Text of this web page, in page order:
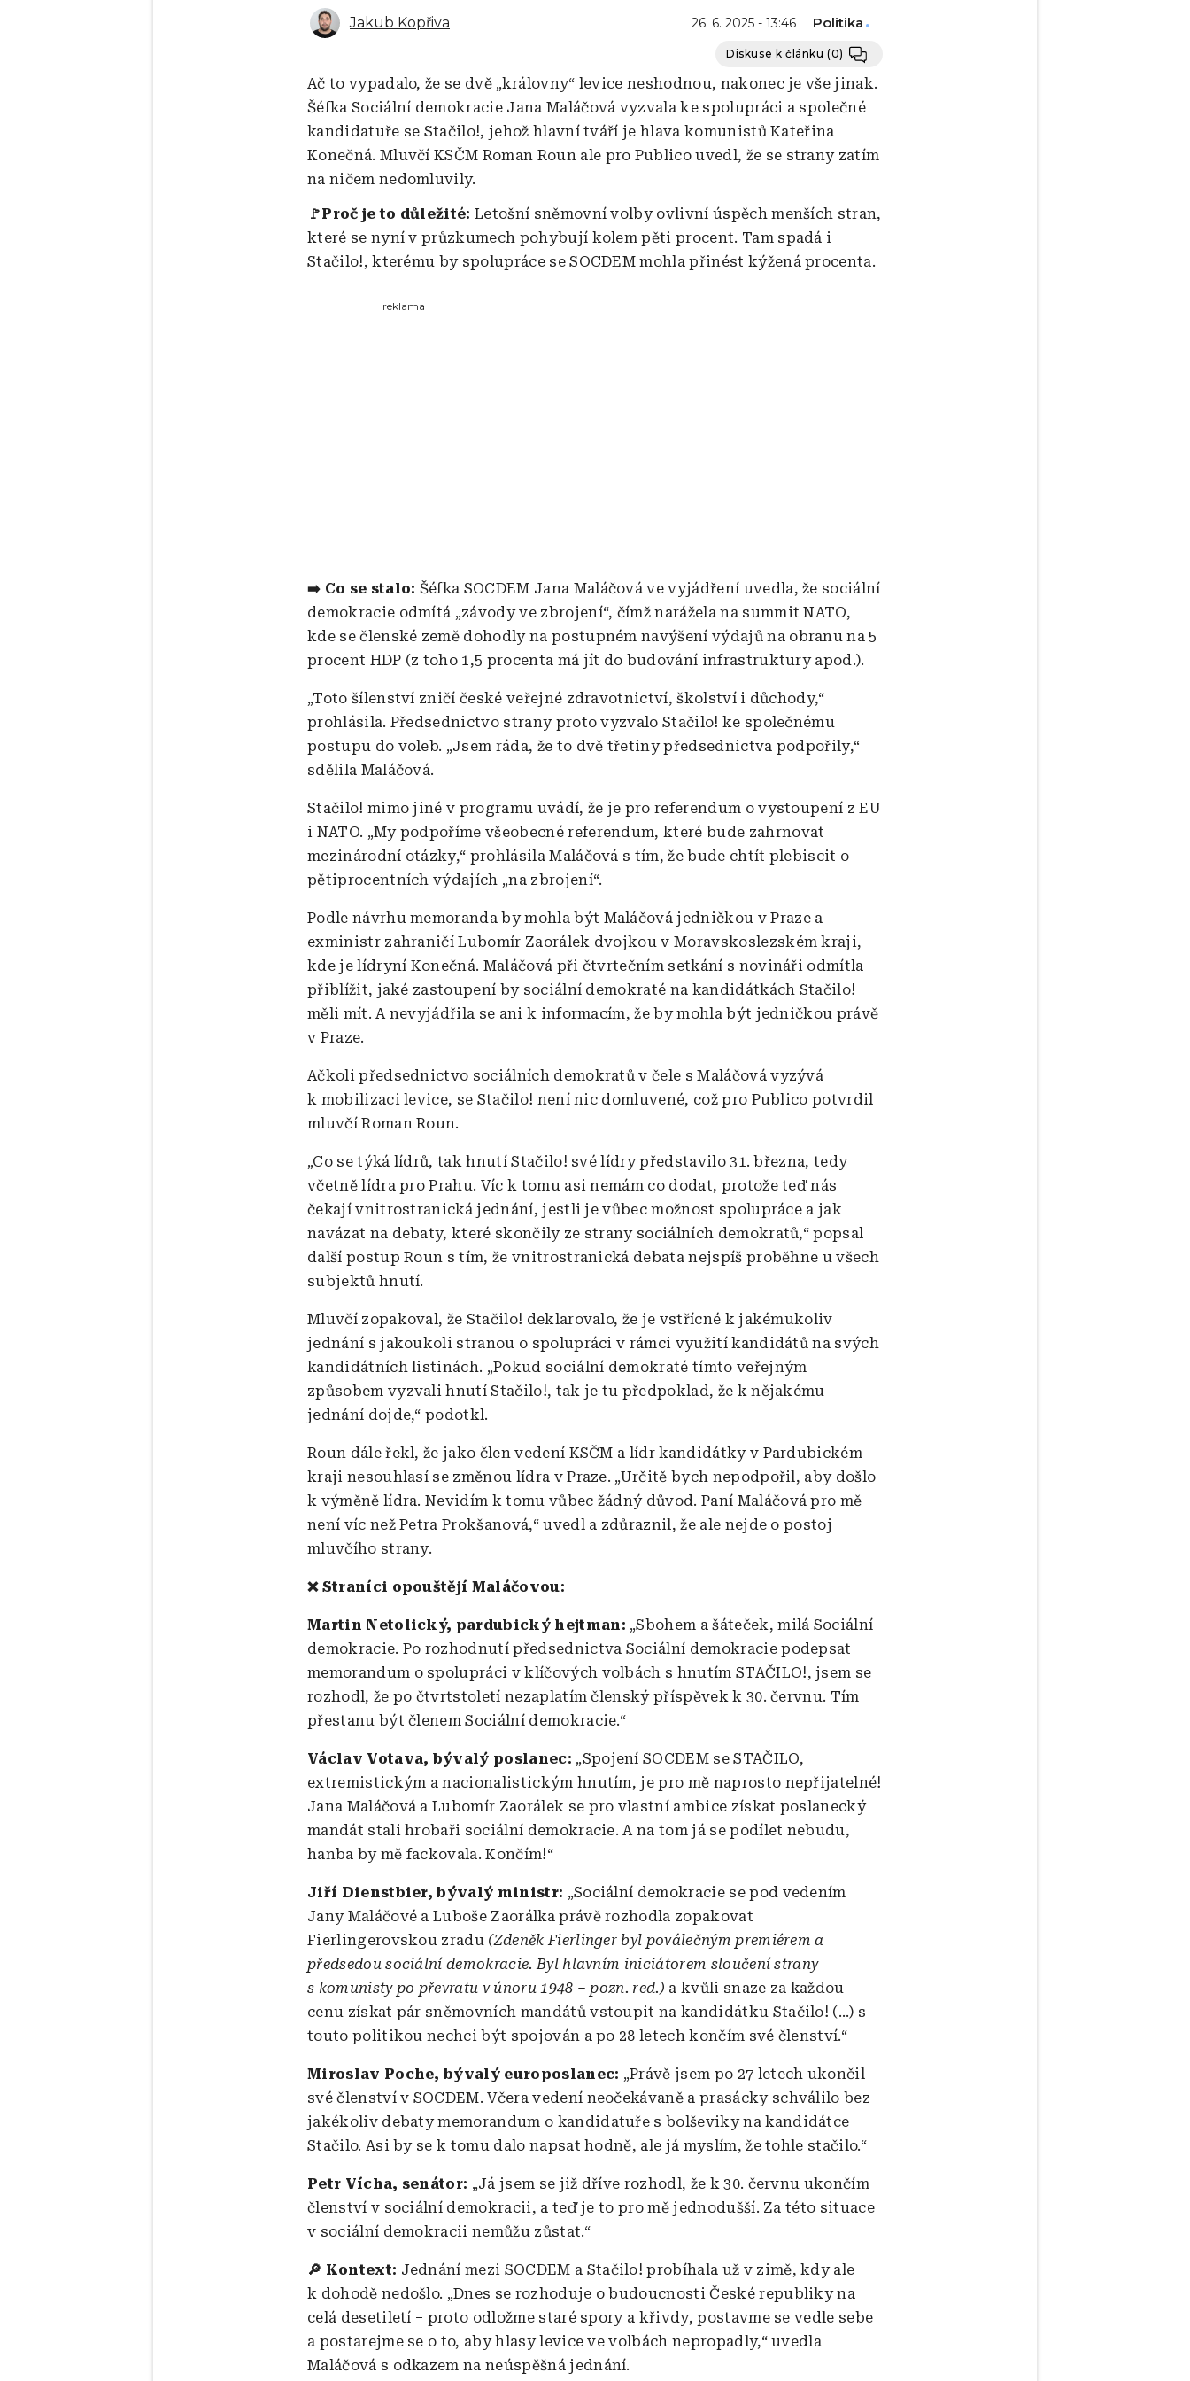
Jakub Kopřiva 26. 6. 2025 - 13:46 Politika
Diskuse k článku(0)
Ač to vypadalo, že se dvě „královny“ levice neshodnou, nakonec je vše jinak.
Šéfka Sociální demokracie Jana Maláčová vyzvala ke spolupráci a společné
kandidatuře se Stačilo!, jehož hlavní tváří je hlava komunistů Kateřina
Konečná. Mluvčí KSČM Roman Roun ale pro Publico uvedl, že se strany zatím
na ničem nedomluvily.
🚩Proč je to důležité: Letošní sněmovní volby ovlivní úspěch menších stran,
které se nyní v průzkumech pohybují kolem pěti procent. Tam spadá i
Stačilo!, kterému by spolupráce se SOCDEM mohla přinést kýžená procenta.
reklama
➡️ Co se stalo: Šéfka SOCDEM Jana Maláčová ve vyjádření uvedla, že sociální
demokracie odmítá „závody ve zbrojení“, čímž narážela na summit NATO,
kde se členské země dohodly na postupném navýšení výdajů na obranu na 5
procent HDP (z toho 1,5 procenta má jít do budování infrastruktury apod.).
„Toto šílenství zničí české veřejné zdravotnictví, školství i důchody,“
prohlásila. Předsednictvo strany proto vyzvalo Stačilo! ke společnému
postupu do voleb. „Jsem ráda, že to dvě třetiny předsednictva podpořily,“
sdělila Maláčová.
Stačilo! mimo jiné v programu uvádí, že je pro referendum o vystoupení z EU
i NATO. „My podpoříme všeobecné referendum, které bude zahrnovat
mezinárodní otázky,“ prohlásila Maláčová s tím, že bude chtít plebiscit o
pětiprocentních výdajích „na zbrojení“.
Podle návrhu memoranda by mohla být Maláčová jedničkou v Praze a
exministr zahraničí Lubomír Zaorálek dvojkou v Moravskoslezském kraji,
kde je lídryní Konečná. Maláčová při čtvrtečním setkání s novináři odmítla
přiblížit, jaké zastoupení by sociální demokraté na kandidátkách Stačilo!
měli mít. A nevyjádřila se ani k informacím, že by mohla být jedničkou právě
v Praze.
Ačkoli předsednictvo sociálních demokratů v čele s Maláčová vyzývá
k mobilizaci levice, se Stačilo! není nic domluvené, což pro Publico potvrdil
mluvčí Roman Roun.
„Co se týká lídrů, tak hnutí Stačilo! své lídry představilo 31. března, tedy
včetně lídra pro Prahu. Víc k tomu asi nemám co dodat, protože teď nás
čekají vnitrostranická jednání, jestli je vůbec možnost spolupráce a jak
navázat na debaty, které skončily ze strany sociálních demokratů,“ popsal
další postup Roun s tím, že vnitrostranická debata nejspíš proběhne u všech
subjektů hnutí.
Mluvčí zopakoval, že Stačilo! deklarovalo, že je vstřícné k jakémukoliv
jednání s jakoukoli stranou o spolupráci v rámci využití kandidátů na svých
kandidátních listinách. „Pokud sociální demokraté tímto veřejným
způsobem vyzvali hnutí Stačilo!, tak je tu předpoklad, že k nějakému
jednání dojde,“ podotkl.
Roun dále řekl, že jako člen vedení KSČM a lídr kandidátky v Pardubickém
kraji nesouhlasí se změnou lídra v Praze. „Určitě bych nepodpořil, aby došlo
k výměně lídra. Nevidím k tomu vůbec žádný důvod. Paní Maláčová pro mě
není víc než Petra Prokšanová,“ uvedl a zdůraznil, že ale nejde o postoj
mluvčího strany.
❌ Straníci opouštějí Maláčovou:
Martin Netolický, pardubický hejtman: „Sbohem a šáteček, milá Sociální
demokracie. Po rozhodnutí předsednictva Sociální demokracie podepsat
memorandum o spolupráci v klíčových volbách s hnutím STAČILO!, jsem se
rozhodl, že po čtvrtstoletí nezaplatím členský příspěvek k 30. červnu. Tím
přestanu být členem Sociální demokracie.“
Václav Votava, bývalý poslanec: „Spojení SOCDEM se STAČILO,
extremistickým a nacionalistickým hnutím, je pro mě naprosto nepřijatelné!
Jana Maláčová a Lubomír Zaorálek se pro vlastní ambice získat poslanecký
mandát stali hrobaři sociální demokracie. A na tom já se podílet nebudu,
hanba by mě fackovala. Končím!“
Jiří Dienstbier, bývalý ministr: „Sociální demokracie se pod vedením
Jany Maláčové a Luboše Zaorálka právě rozhodla zopakovat
Fierlingerovskou zradu (Zdeněk Fierlinger byl poválečným premiérem a
předsedou sociální demokracie. Byl hlavním iniciátorem sloučení strany
s komunisty po převratu v únoru 1948 – pozn. red.) a kvůli snaze za každou
cenu získat pár sněmovních mandátů vstoupit na kandidátku Stačilo! (…) s
touto politikou nechci být spojován a po 28 letech končím své členství.“
Miroslav Poche, bývalý europoslanec: „Právě jsem po 27 letech ukončil
své členství v SOCDEM. Včera vedení neočekávaně a prasácky schválilo bez
jakékoliv debaty memorandum o kandidatuře s bolševiky na kandidátce
Stačilo. Asi by se k tomu dalo napsat hodně, ale já myslím, že tohle stačilo.“
Petr Vícha, senátor: „Já jsem se již dříve rozhodl, že k 30. červnu ukončím
členství v sociální demokracii, a teď je to pro mě jednodušší. Za této situace
v sociální demokracii nemůžu zůstat.“
🔎 Kontext: Jednání mezi SOCDEM a Stačilo! probíhala už v zimě, kdy ale
k dohodě nedošlo. „Dnes se rozhoduje o budoucnosti České republiky na
celá desetiletí – proto odložme staré spory a křivdy, postavme se vedle sebe
a postarejme se o to, aby hlasy levice ve volbách nepropadly,“ uvedla
Maláčová s odkazem na neúspěšná jednání.